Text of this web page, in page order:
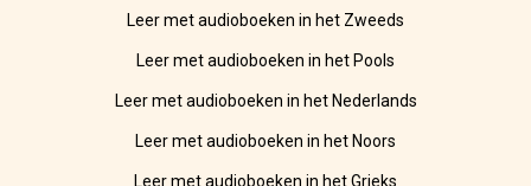
Leer met audioboeken in het Zweeds
Leer met audioboeken in het Pools
Leer met audioboeken in het Nederlands
Leer met audioboeken in het Noors
Leer met audioboeken in het Grieks